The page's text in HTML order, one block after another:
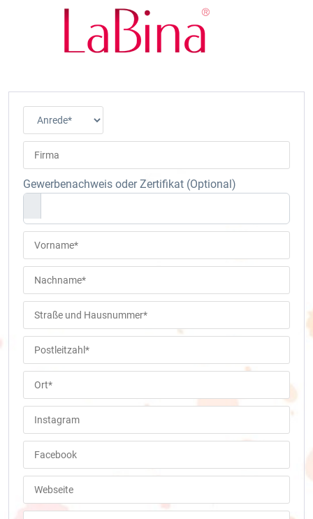
Skip to content
Main Navigation
Gewerbenachweis oder Zertifikat (Optional)